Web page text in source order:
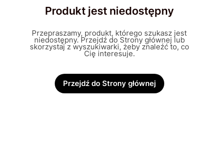
Produkt jest niedostępny
Przepraszamy, produkt, którego szukasz jest
niedostępny. Przejdź do Strony głównej lub
skorzystaj z wyszukiwarki, żeby znaleźć to, co
Cię interesuje.
Przejdź do Strony głównej